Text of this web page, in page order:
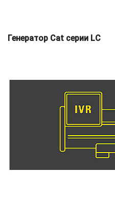
Генератор Cat серии LC